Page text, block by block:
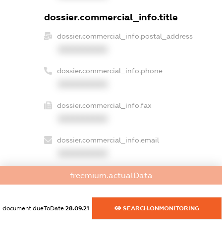
dossier.commercial_info.title
dossier.commercial_info.postal_address
dossier.commercial_info.phone
dossier.commercial_info.fax
dossier.commercial_info.email
dossier.commercial_info.website
dossier.commercial_info.activity
freemium.actualData
document.dueToDate 28.09.21 SEARCH.ONMONITORING